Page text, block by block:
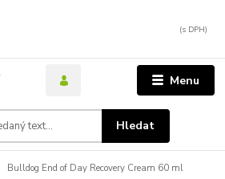
Menu
Hledat
Bulldog End of Day Recovery Cream 60 ml